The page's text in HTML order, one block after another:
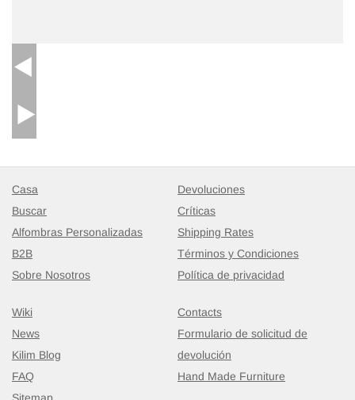
Casa
Buscar
Alfombras Personalizadas
B2B
Sobre Nosotros
Devoluciones
Críticas
Shipping Rates
Términos y Condiciones
Política de privacidad
Wiki
News
Kilim Blog
FAQ
Contacts
Formulario de solicitud de
devolución
Hand Made Furniture